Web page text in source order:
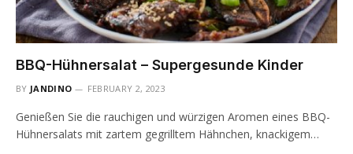
BBQ-Hühnersalat – Supergesunde Kinder
BY JANDINO FEBRUARY 2, 2023
Genießen Sie die rauchigen und würzigen Aromen eines BBQ-
Hühnersalats mit zartem gegrilltem Hähnchen, knackigem…